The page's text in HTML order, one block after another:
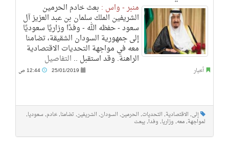
منبر - واس : بعث خادم الحرمين
الشريفين الملك سلمان بن عبد العزيز آل
سعود - حفظه الله - وفدًا وزاريًا سعوديًا
إلى جمهورية السودان الشقيقة، تضامنا
معه في مواجهة التحديات الاقتصادية
الراهنة. وقد استقبل .. التفاصيل
أخبار 25/01/2019
إلى, الاقتصادية, التحديات, الحرمين, السودان, الشريفين, تضامنا, خادم, سعوديا,
لمواجهة, معه, وزاريا, وفدا, يبعث